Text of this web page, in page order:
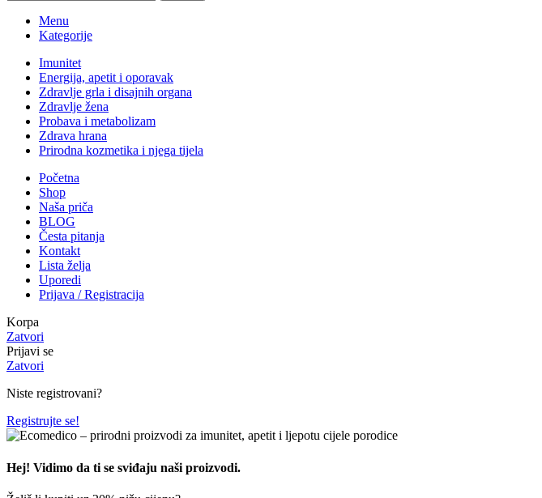
Menu
Kategorije
Imunitet
Energija, apetit i oporavak
Zdravlje grla i disajnih organa
Zdravlje žena
Probava i metabolizam
Zdrava hrana
Prirodna kozmetika i njega tijela
Početna
Shop
Naša priča
BLOG
Česta pitanja
Kontakt
Lista želja
Uporedi
Prijava / Registracija
Korpa
Zatvori
Prijavi se
Zatvori
Niste registrovani?
Registrujte se!
Hej! Vidimo da ti se sviđaju naši proizvodi.